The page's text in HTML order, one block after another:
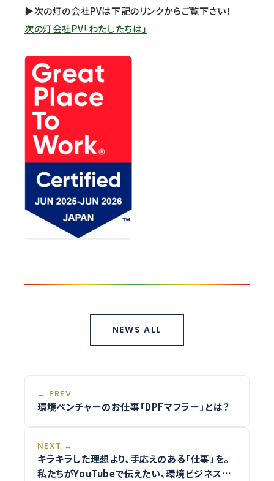
▶次の灯の会社PVは下記のリンクからご覧下さい！
次の灯会社PV「わたしたちは」
NEWS ALL
← PREV
環境ベンチャーのお仕事「DPFマフラー」とは？
NEXT →
キラキラした理想より、手応えのある「仕事」を。
私たちがYouTubeで伝えたい、環境ビジネスの